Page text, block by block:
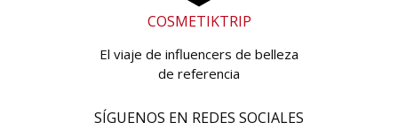
COSMETIKTRIP
El viaje de influencers de belleza
de referencia
SÍGUENOS EN REDES SOCIALES